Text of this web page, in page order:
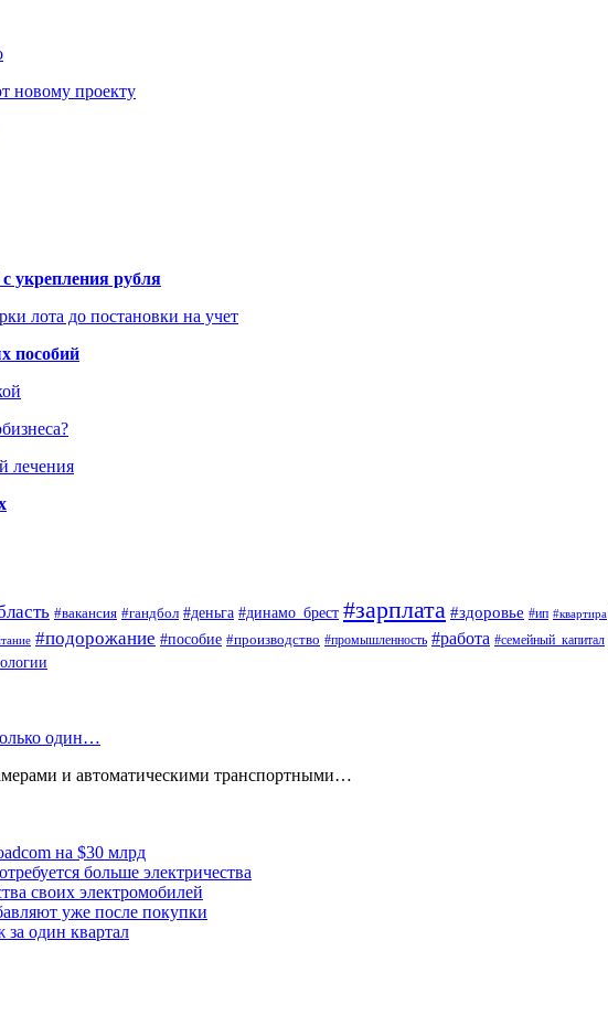
новому проекту
укрепления рубля
лота до постановки на учет
пособий
лечения
#вакансия #гандбол #деньга #динамо_брест #зарплата #здоровье #ип #квартира
#подорожание #пособие #производство #промышленность #работа #семейный_капитал
один…
и автоматическими транспортными…
на $30 млрд
больше электричества
своих электромобилей
уже после покупки
один квартал